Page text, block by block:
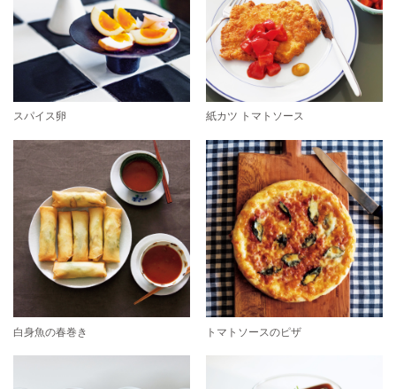
スパイス卵 紙カツ トマトソース
白身魚の春巻き トマトソースのピザ